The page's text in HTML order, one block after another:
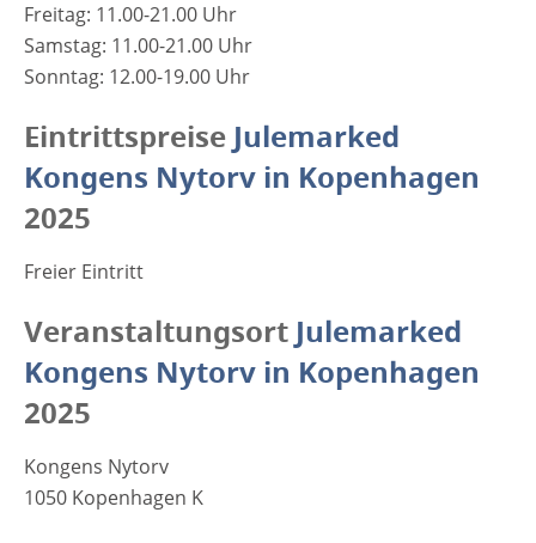
Freitag: 11.00-21.00 Uhr
Samstag: 11.00-21.00 Uhr
Sonntag: 12.00-19.00 Uhr
Eintrittspreise Julemarked
Kongens Nytorv in Kopenhagen
2025
Freier Eintritt
Veranstaltungsort Julemarked
Kongens Nytorv in Kopenhagen
2025
Kongens Nytorv
1050 Kopenhagen K